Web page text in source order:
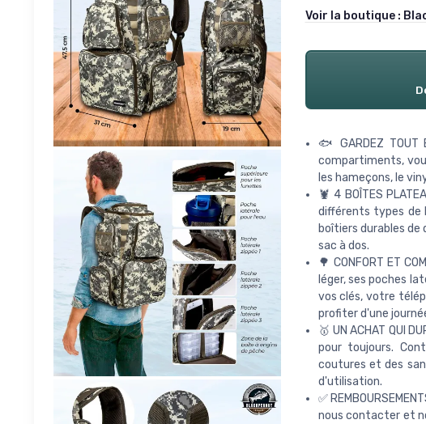
Voir la boutique :
🐟 GARDEZ
compartiments,
les hameçons, le
🦞 4 BOÎTES
différents types de
boîtiers durables de
sac à dos.
🌳 CONFORT ET
léger, ses poches
vos clés, votre
profiter d'une
🥇 UN ACHAT QUI
pour toujours.
coutures et des
d'utilisation.
✅
nous contacter et